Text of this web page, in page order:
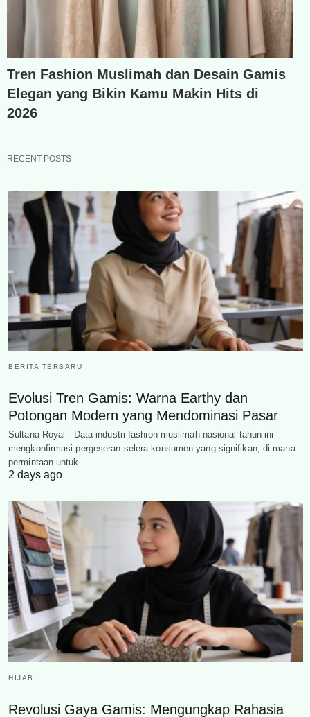
Tren Fashion Muslimah dan Desain Gamis
Elegan yang Bikin Kamu Makin Hits di
2026
RECENT POSTS
BERITA TERBARU
Evolusi Tren Gamis: Warna Earthy dan
Potongan Modern yang Mendominasi Pasar
Sultana Royal - Data industri fashion muslimah nasional tahun ini
mengkonfirmasi pergeseran selera konsumen yang signifikan, di mana
permintaan untuk…
2 days ago
HIJAB
Revolusi Gaya Gamis: Mengungkap Rahasia